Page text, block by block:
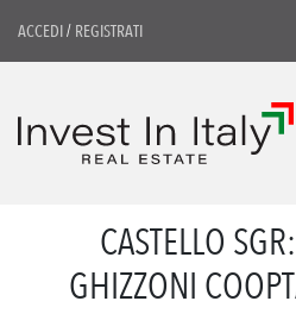
ACCEDI/ REGISTRATI
CASTELLO
GHIZZONI